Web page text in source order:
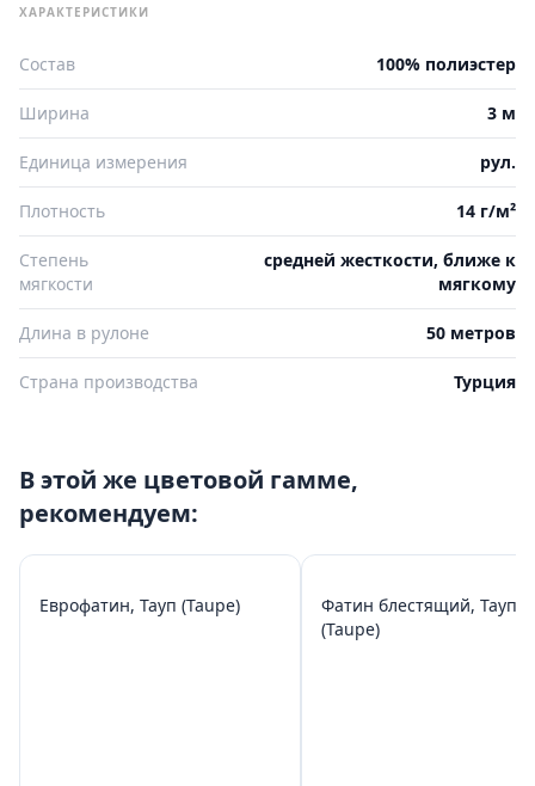
ХАРАКТЕРИСТИКИ
Состав 100% полиэстер
Ширина 3 м
Единица измерения рул.
Плотность 14 г/м²
Степень
мягкости
средней жесткости, ближе к
мягкому
Длина в рулоне 50 метров
Страна производства Турция
В этой же цветовой гамме,
рекомендуем:
Еврофатин, Тауп (Taupe)
Фатин блестящий, Тауп
(Taupe)